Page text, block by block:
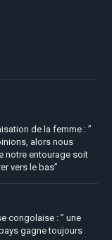
de la femme : ”
alors nous
notre entourage soit
vers le bas”
congolaise : ” une
gagne toujours